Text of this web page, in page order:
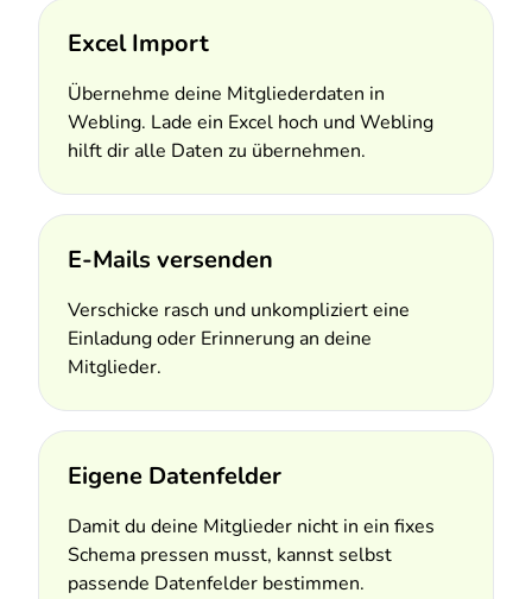
Excel Import
Übernehme deine Mitgliederdaten in
Webling. Lade ein Excel hoch und Webling
hilft dir alle Daten zu übernehmen.
E-Mails versenden
Verschicke rasch und unkompliziert eine
Einladung oder Erinnerung an deine
Mitglieder.
Eigene Datenfelder
Damit du deine Mitglieder nicht in ein fixes
Schema pressen musst, kannst selbst
passende Datenfelder bestimmen.